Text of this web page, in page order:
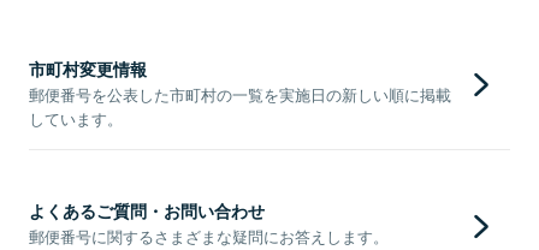
市町村変更情報
郵便番号を公表した市町村の一覧を実施日の新しい順に掲載
しています。
よくあるご質問・お問い合わせ
郵便番号に関するさまざまな疑問にお答えします。